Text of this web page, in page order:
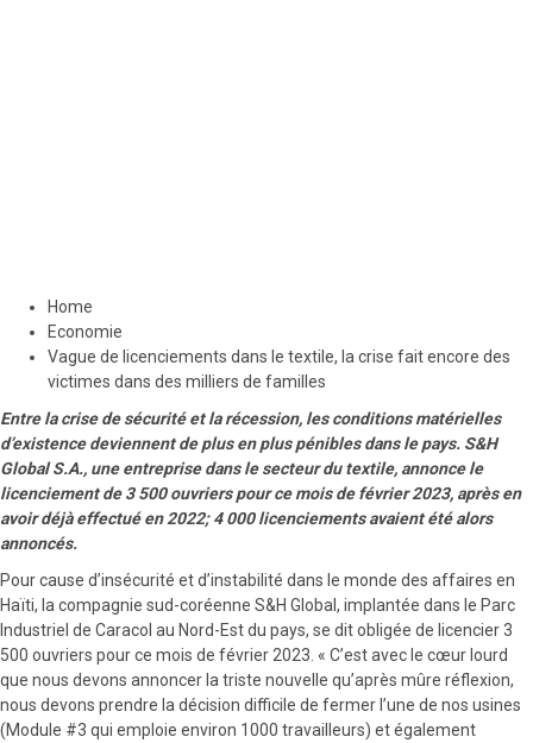
Home
Economie
Vague de licenciements dans le textile, la crise fait encore des
victimes dans des milliers de familles
Entre la crise de sécurité et la récession, les conditions matérielles
d’existence deviennent de plus en plus pénibles dans le pays. S&H
Global S.A., une entreprise dans le secteur du textile, annonce le
licenciement de 3 500 ouvriers pour ce mois de février 2023, après en
avoir déjà effectué en 2022; 4 000 licenciements avaient été alors
annoncés.
Pour cause d’insécurité et d’instabilité dans le monde des affaires en
Haïti, la compagnie sud-coréenne S&H Global, implantée dans le Parc
Industriel de Caracol au Nord-Est du pays, se dit obligée de licencier 3
500 ouvriers pour ce mois de février 2023. « C’est avec le cœur lourd
que nous devons annoncer la triste nouvelle qu’après mûre réflexion,
nous devons prendre la décision difficile de fermer l’une de nos usines
(Module #3 qui emploie environ 1000 travailleurs) et également